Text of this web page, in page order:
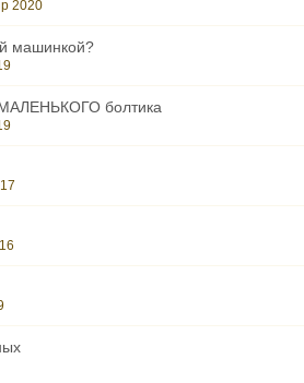
2020
машинкой?
болтика